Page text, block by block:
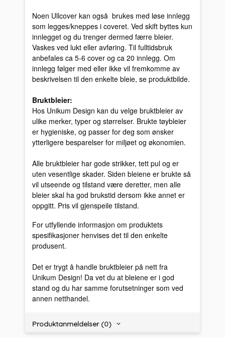
Noen Ullcover kan også brukes med løse innlegg
som legges/kneppes i coveret. Ved skift byttes kun
innlegget og du trenger dermed færre bleier.
Vaskes ved lukt eller avføring. Til fulltidsbruk
anbefales ca 5-6 cover og ca 20 innlegg. Om
innlegg følger med eller ikke vil fremkomme av
beskrivelsen til den enkelte bleie, se produktbilde.
Bruktbleier:
Hos Unikum Design kan du velge bruktbleier av
ulike merker, typer og størrelser. Brukte tøybleier
er hygieniske, og passer for deg som ønsker
ytterligere besparelser for miljøet og økonomien.
Alle bruktbleier har gode strikker, tett pul og er
uten vesentlige skader. Siden bleiene er brukte så
vil utseende og tilstand være deretter, men alle
bleier skal ha god brukstid dersom ikke annet er
oppgitt. Pris vil gjenspeile tilstand.
For utfyllende informasjon om produktets
spesifikasjoner henvises det til den enkelte
produsent.
Det er trygt å handle bruktbleier på nett fra
Unikum Design! Da vet du at bleiene er i god
stand og du har samme forutsetninger som ved
annen netthandel.
Produktanmeldelser (0)